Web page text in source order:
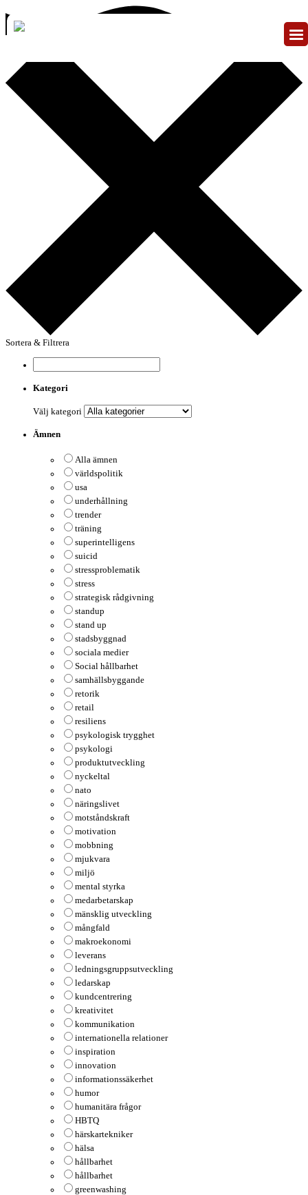
Sortera & Filtrera
Kategori
Välj kategori
Ämnen
Alla ämnen
världspolitik
usa
underhållning
trender
träning
superintelligens
suicid
stressproblematik
stress
strategisk rådgivning
standup
stand up
stadsbyggnad
sociala medier
Social hållbarhet
samhällsbyggande
retorik
retail
resiliens
psykologisk trygghet
psykologi
produktutveckling
nyckeltal
nato
näringslivet
motståndskraft
motivation
mobbning
mjukvara
miljö
mental styrka
medarbetarskap
mänsklig utveckling
mångfald
makroekonomi
leverans
ledningsgruppsutveckling
ledarskap
kundcentrering
kreativitet
kommunikation
internationella relationer
inspiration
innovation
informationssäkerhet
humor
humanitära frågor
HBTQ
härskartekniker
hälsa
hållbarhet
hållbarhet
greenwashing